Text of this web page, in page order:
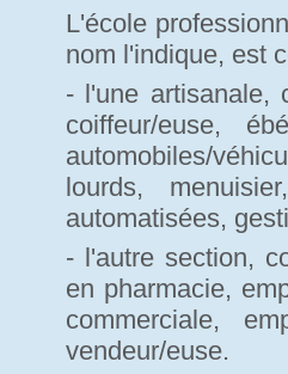
L'école
nom l'indique, est
- l'une artisanale,
coiffeur/euse,
automobiles/
lourds,
automatisées,
- l'autre section,
en pharmacie,
commerciale,
vendeur/euse.